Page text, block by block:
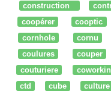
construction
coopérer
cooptic
cornhole
cornu
coulures
couper
couturiere
ctd
cube culture